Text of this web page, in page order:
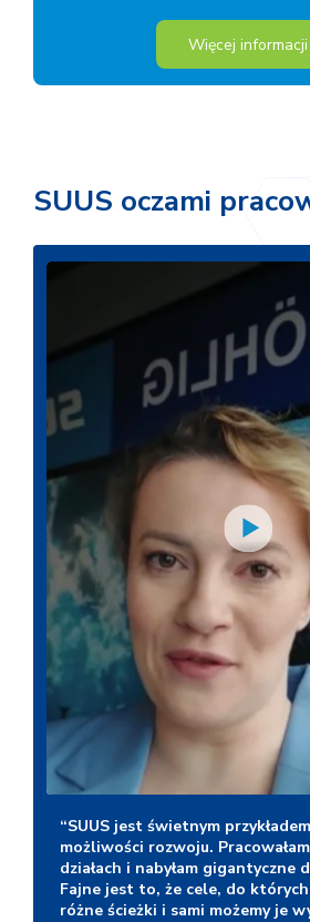
Więcej informacji
SUUS oczami
Play
“SUUS jest świetnym
możliwości rozwoju.
działach i nabyłam gigantyczne
Fajne jest to, że cele, do których
różne ścieżki i sami możemy je